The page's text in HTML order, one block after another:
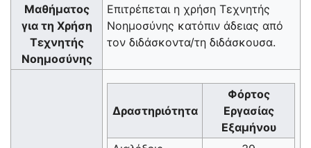
Μαθήματος
για τη Χρήση
Τεχνητής
Νοημοσύνης
Επιτρέπεται η χρήση Τεχνητής
Νοημοσύνης κατόπιν άδειας από
τον διδάσκοντα/τη διδάσκουσα.
Δραστηριότητα
Φόρτος
Εργασίας
Εξαμήνου